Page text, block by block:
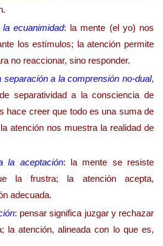
ecuanimidad: la mente (el yo) nos
los estímulos; la atención permite
no reaccionar, sino responder.
separación a la comprensión no-dual,
separatividad a la consciencia de
hace creer que todo es una suma de
atención nos muestra la realidad de
la aceptación: la mente se resiste
la frustra; la atención acepta,
adecuada.
: pensar significa juzgar y rechazar
la atención, alineada con lo que es,